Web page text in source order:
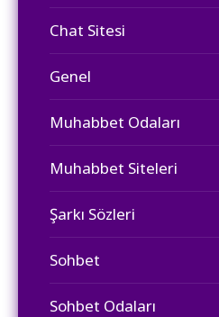
Chat Sitesi
Genel
Muhabbet Odaları
Muhabbet Siteleri
Şarkı Sözleri
Sohbet
Sohbet Odaları